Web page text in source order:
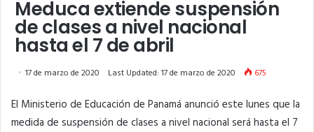
Meduca extiende suspensión
de clases a nivel nacional
hasta el 7 de abril
17 de marzo de 2020 Last Updated: 17 de marzo de 2020 675
El Ministerio de Educación de Panamá anunció este lunes que la
medida de suspensión de clases a nivel nacional será hasta el 7